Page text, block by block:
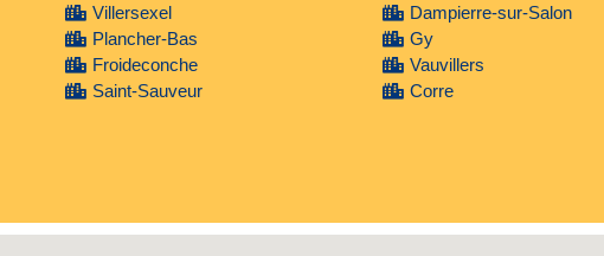
Villersexel
Plancher-Bas
Froideconche
Saint-Sauveur
Dampierre-sur-Salon
Gy
Vauvillers
Corre